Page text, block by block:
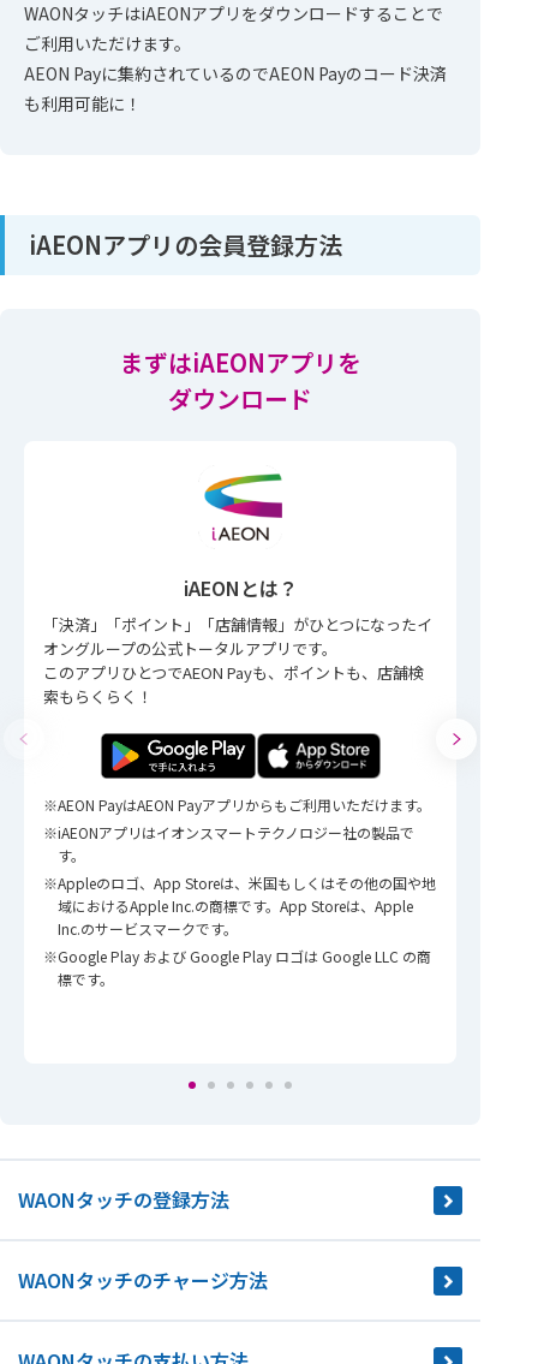
WAONタッチはiAEONアプリをダウンロードすることで
ご利用いただけます。
AEON Payに集約されているのでAEON Payのコード決済
も利用可能に！
iAEONアプリの会員登録方法
まずはiAEONアプリを
ダウンロード
iAEONとは？
「決済」「ポイント」「店舗情報」がひとつになったイ
オングループの公式トータルアプリです。
このアプリひとつでAEON Payも、ポイントも、店舗検
索もらくらく！
AEON PayはAEON Payアプリからもご利用いただけます。
iAEONアプリはイオンスマートテクノロジー社の製品で
す。
Appleのロゴ、App Storeは、米国もしくはその他の国や地
域におけるApple Inc.の商標です。App Storeは、Apple
Inc.のサービスマークです。
Google Play および Google Play ロゴは Google LLC の商
標です。
WAONタッチの登録方法
WAONタッチのチャージ方法